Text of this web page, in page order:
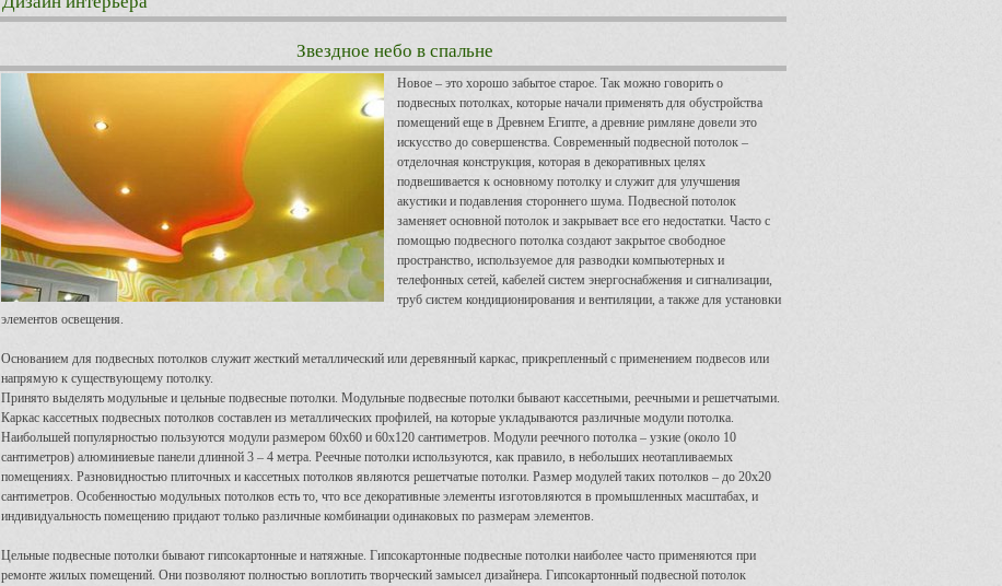
Звездное небо в спальне
Новое – это хорошо забытое старое. Так можно говорить о
подвесных потолках, которые начали применять для обустройства
помещений еще в Древнем Египте, а древние римляне довели это
искусство до совершенства. Современный подвесной потолок –
отделочная конструкция, которая в декоративных целях
подвешивается к основному потолку и служит для улучшения
акустики и подавления стороннего шума. Подвесной потолок
заменяет основной потолок и закрывает все его недостатки. Часто с
помощью подвесного потолка создают закрытое свободное
пространство, используемое для разводки компьютерных и
телефонных сетей, кабелей систем энергоснабжения и сигнализации,
труб систем кондиционирования и вентиляции, а также для установки
элементов освещения.
Основанием для подвесных потолков служит жесткий металлический или деревянный каркас, прикрепленный с применением подвесов или
напрямую к существующему потолку.
Принято выделять модульные и цельные подвесные потолки. Модульные подвесные потолки бывают кассетными, реечными и решетчатыми.
Каркас кассетных подвесных потолков составлен из металлических профилей, на которые укладываются различные модули потолка.
Наибольшей популярностью пользуются модули размером 60x60 и 60x120 сантиметров. Модули реечного потолка – узкие (около 10
сантиметров) алюминиевые панели длинной 3 – 4 метра. Реечные потолки используются, как правило, в небольших неотапливаемых
помещениях. Разновидностью плиточных и кассетных потолков являются решетчатые потолки. Размер модулей таких потолков – до 20x20
сантиметров. Особенностью модульных потолков есть то, что все декоративные элементы изготовляются в промышленных масштабах, и
индивидуальность помещению придают только различные комбинации одинаковых по размерам элементов.
Цельные подвесные потолки бывают гипсокартонные и натяжные. Гипсокартонные подвесные потолки наиболее часто применяются при
ремонте жилых помещений. Они позволяют полностью воплотить творческий замысел дизайнера. Гипсокартонный подвесной потолок